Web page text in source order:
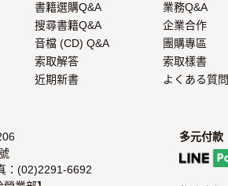
書籍選購Q&A
搜尋書籍Q&A
音檔 (CD) Q&A
索取解答
近期新書
業務Q&A
企業合作
團購專區
索取樣書
よくある質問
：(02)2291-6692
多元付款